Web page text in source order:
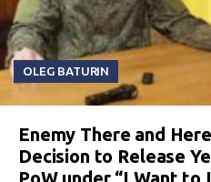
OLEG BATURIN
Enemy There and
Decision to Release